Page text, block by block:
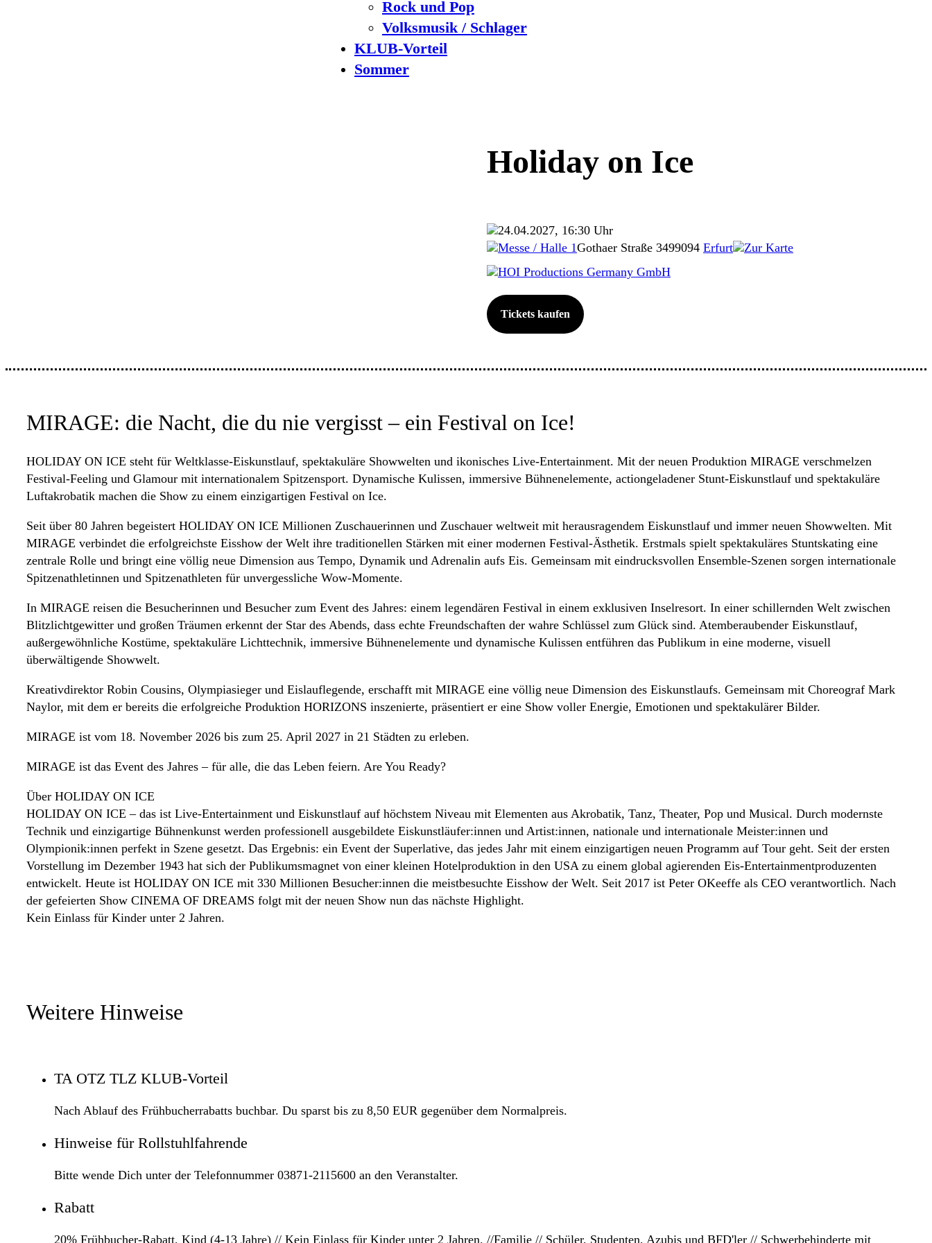
Rock und Pop
Volksmusik / Schlager
KLUB-Vorteil
Sommer
Holiday on Ice
24.04.2027, 16:30 Uhr
Messe / Halle 1Gothaer Straße 3499094 Erfurt
Zur Karte
HOI Productions Germany GmbH
Tickets kaufen
MIRAGE: die Nacht, die du nie vergisst – ein Festival on Ice!
HOLIDAY ON ICE steht für Weltklasse-Eiskunstlauf, spektakuläre Showwelten und ikonisches Live-Entertainment. Mit der neuen Produktion MIRAGE verschmelzen
Festival-Feeling und Glamour mit internationalem Spitzensport. Dynamische Kulissen, immersive Bühnenelemente, actiongeladener Stunt-Eiskunstlauf und spektakuläre
Luftakrobatik machen die Show zu einem einzigartigen Festival on Ice.
Seit über 80 Jahren begeistert HOLIDAY ON ICE Millionen Zuschauerinnen und Zuschauer weltweit mit herausragendem Eiskunstlauf und immer neuen Showwelten. Mit
MIRAGE verbindet die erfolgreichste Eisshow der Welt ihre traditionellen Stärken mit einer modernen Festival-Ästhetik. Erstmals spielt spektakuläres Stuntskating eine
zentrale Rolle und bringt eine völlig neue Dimension aus Tempo, Dynamik und Adrenalin aufs Eis. Gemeinsam mit eindrucksvollen Ensemble-Szenen sorgen internationale
Spitzenathletinnen und Spitzenathleten für unvergessliche Wow-Momente.
In MIRAGE reisen die Besucherinnen und Besucher zum Event des Jahres: einem legendären Festival in einem exklusiven Inselresort. In einer schillernden Welt zwischen
Blitzlichtgewitter und großen Träumen erkennt der Star des Abends, dass echte Freundschaften der wahre Schlüssel zum Glück sind. Atemberaubender Eiskunstlauf,
außergewöhnliche Kostüme, spektakuläre Lichttechnik, immersive Bühnenelemente und dynamische Kulissen entführen das Publikum in eine moderne, visuell
überwältigende Showwelt.
Kreativdirektor Robin Cousins, Olympiasieger und Eislauflegende, erschafft mit MIRAGE eine völlig neue Dimension des Eiskunstlaufs. Gemeinsam mit Choreograf Mark
Naylor, mit dem er bereits die erfolgreiche Produktion HORIZONS inszenierte, präsentiert er eine Show voller Energie, Emotionen und spektakulärer Bilder.
MIRAGE ist vom 18. November 2026 bis zum 25. April 2027 in 21 Städten zu erleben.
MIRAGE ist das Event des Jahres – für alle, die das Leben feiern. Are You Ready?
Über HOLIDAY ON ICE
HOLIDAY ON ICE – das ist Live-Entertainment und Eiskunstlauf auf höchstem Niveau mit Elementen aus Akrobatik, Tanz, Theater, Pop und Musical. Durch modernste
Technik und einzigartige Bühnenkunst werden professionell ausgebildete Eiskunstläufer:innen und Artist:innen, nationale und internationale Meister:innen und
Olympionik:innen perfekt in Szene gesetzt. Das Ergebnis: ein Event der Superlative, das jedes Jahr mit einem einzigartigen neuen Programm auf Tour geht. Seit der ersten
Vorstellung im Dezember 1943 hat sich der Publikumsmagnet von einer kleinen Hotelproduktion in den USA zu einem global agierenden Eis-Entertainmentproduzenten
entwickelt. Heute ist HOLIDAY ON ICE mit 330 Millionen Besucher:innen die meistbesuchte Eisshow der Welt. Seit 2017 ist Peter OKeeffe als CEO verantwortlich. Nach
der gefeierten Show CINEMA OF DREAMS folgt mit der neuen Show nun das nächste Highlight.
Kein Einlass für Kinder unter 2 Jahren.
Weitere Hinweise
TA OTZ TLZ KLUB-Vorteil
Nach Ablauf des Frühbucherrabatts buchbar. Du sparst bis zu 8,50 EUR gegenüber dem Normalpreis.
Hinweise für Rollstuhlfahrende
Bitte wende Dich unter der Telefonnummer 03871-2115600 an den Veranstalter.
Rabatt
20% Frühbucher-Rabatt, Kind (4-13 Jahre) // Kein Einlass für Kinder unter 2 Jahren. //Familie // Schüler, Studenten, Azubis und BFD'ler // Schwerbehinderte mit